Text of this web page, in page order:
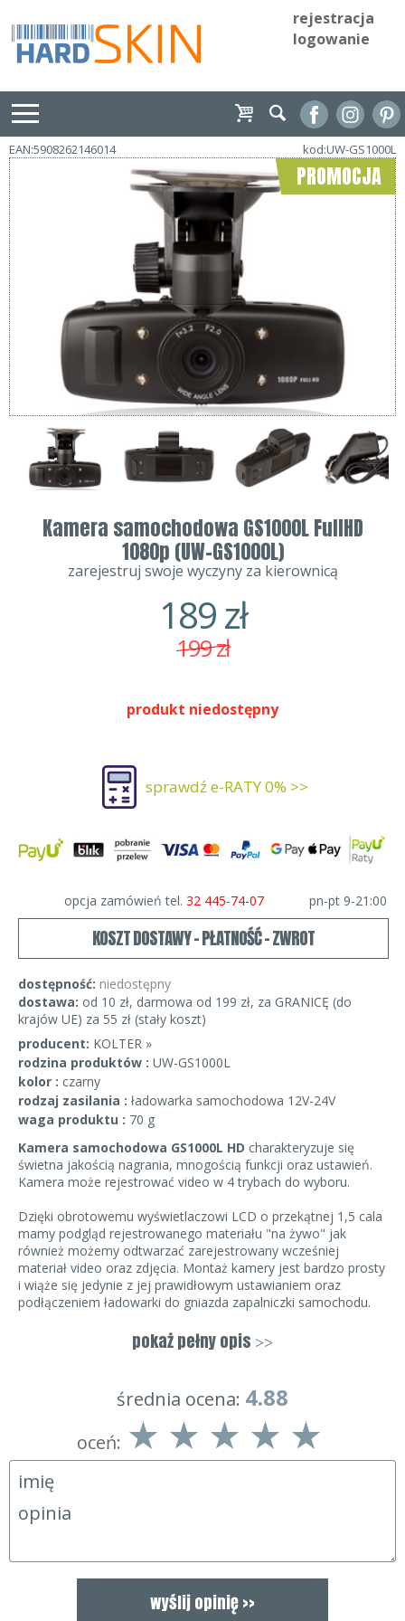
rejestracja
logowanie
EAN:5908262146014 kod:UW-GS1000L
PROMOCJA
Kamera samochodowa GS1000L FullHD
1080p (UW-GS1000L)
zarejestruj swoje wyczyny za kierownicą
189zł
199zł
produkt niedostępny
sprawdź e-RATY 0% >>
opcja zamówień tel. 32 445-74-07 pn-pt 9-21:00
KOSZT DOSTAWY - PŁATNOŚĆ - ZWROT
dostępność: niedostępny
dostawa: od 10 zł, darmowa od 199 zł, za GRANICĘ (do
krajów UE) za 55 zł (stały koszt)
producent: KOLTER »
rodzina produktów : UW-GS1000L
kolor : czarny
rodzaj zasilania : ładowarka samochodowa 12V-24V
waga produktu : 70 g
Kamera samochodowa GS1000L HD charakteryzuje się
świetna jakością nagrania, mnogością funkcji oraz ustawień.
Kamera może rejestrować video w 4 trybach do wyboru.
Dzięki obrotowemu wyświetlaczowi LCD o przekątnej 1,5 cala
mamy podgląd rejestrowanego materiału "na żywo" jak
również możemy odtwarzać zarejestrowany wcześniej
materiał video oraz zdjęcia. Montaż kamery jest bardzo prosty
i wiąże się jedynie z jej prawidłowym ustawianiem oraz
podłączeniem ładowarki do gniazda zapalniczki samochodu.
silnika oraz przerywa nagrywanie po jego wyłączeniu (istnieje
również możliwość uruchamiania nagrywania przy pomocy
pomocą czytelnego
i prostego w obsłudze menu.
Kamera może rejestrować video w pętli (najstarsze nagrania
są sukcesywnie usuwane) dzięki czemu nie ma konieczności
usuwania nagrań ręcznie. Wybrane nagrania można również
zabezpieczyć przed kasowaniem. Dzięki tej funkcji kamera nie
będzie usuwać tak oznaczonych nagrań.
w podczerwieni dzięki czemu istnieje możliwość rejestracji
video w całkowitej ciemności.
pokaż pełny opis >>
średnia ocena: 4.88
oceń: